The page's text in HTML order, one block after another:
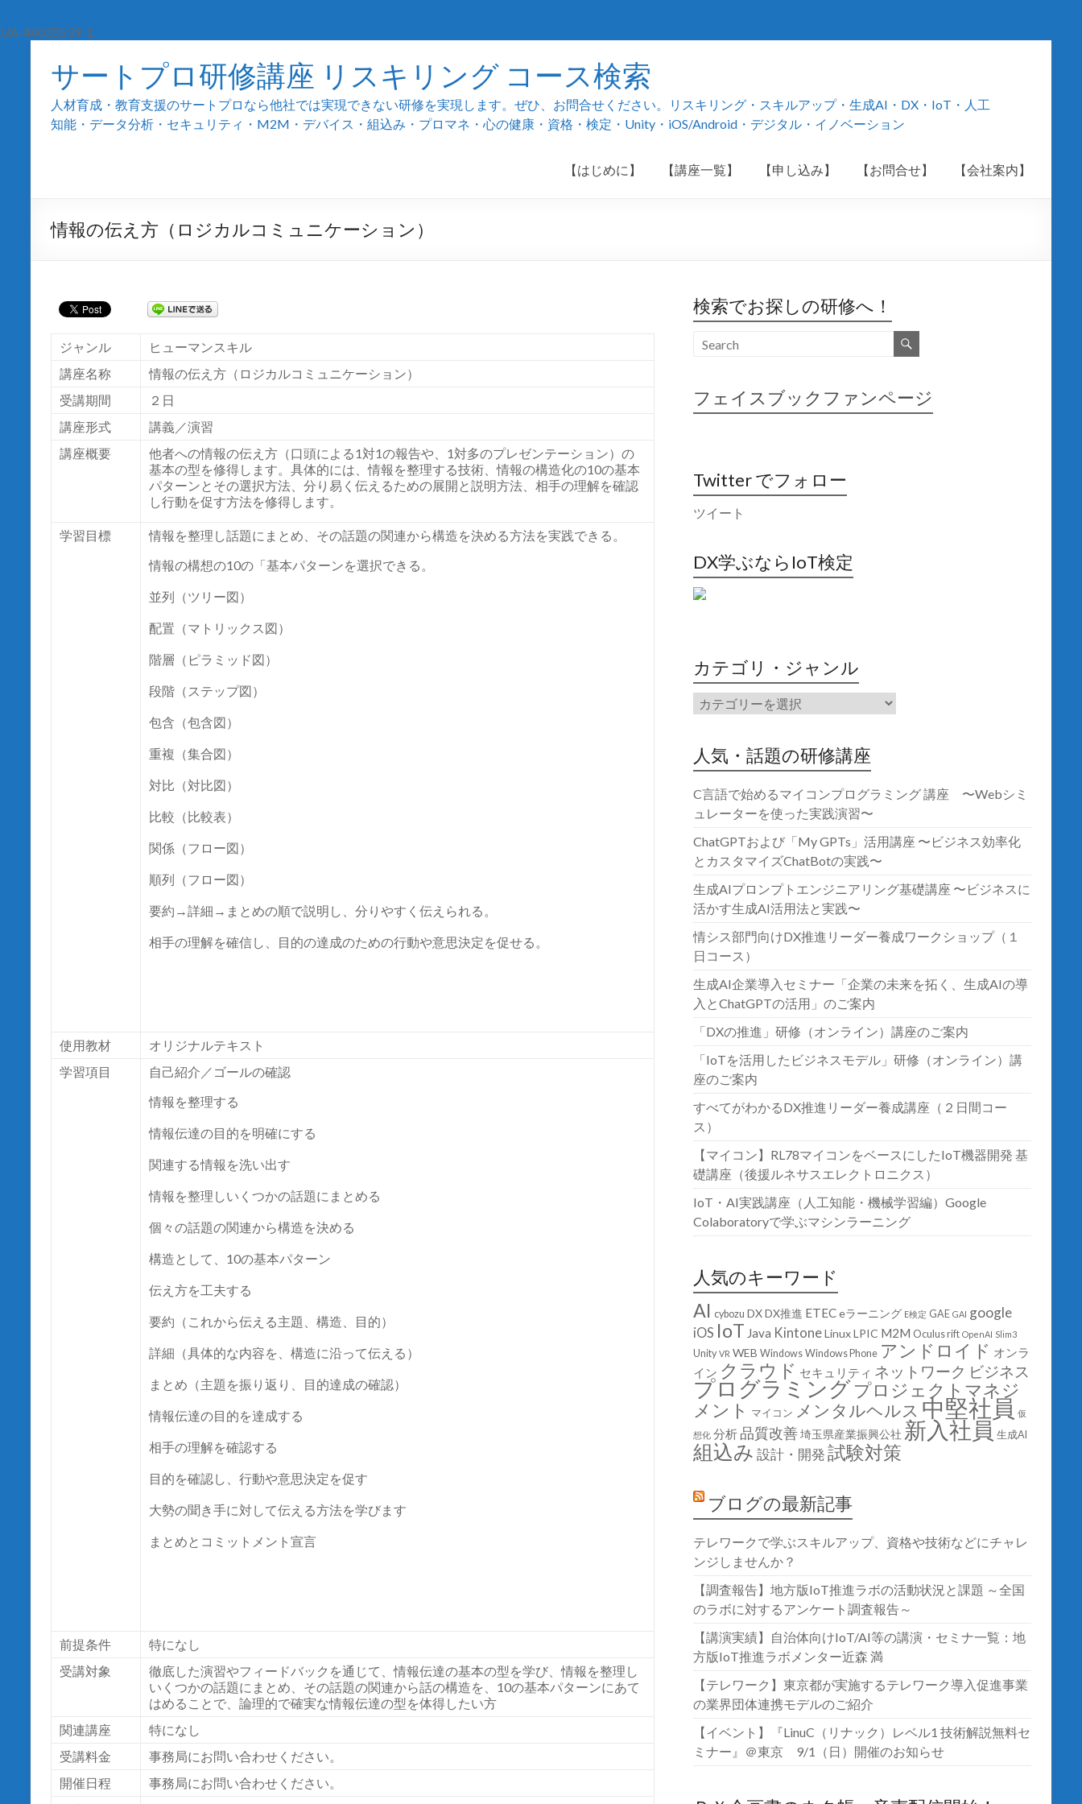
UA-44035539-1
サートプロ研修講座 リスキリング コース検索
人材育成・教育支援のサートプロなら他社では実現できない研修を実現します。ぜひ、お問合せください。リスキリング・スキルアップ・生成AI・DX・IoT・人工
知能・データ分析・セキュリティ・M2M・デバイス・組込み・プロマネ・心の健康・資格・検定・Unity・iOS/Android・デジタル・イノベーション
【はじめに】 【講座一覧】 【申し込み】 【お問合せ】 【会社案内】
情報の伝え方（ロジカルコミュニケーション）
ジャンル
ヒューマンスキル
講座名称
情報の伝え方（ロジカルコミュニケーション）
受講期間
２日
講座形式
講義／演習
講座概要
他者への情報の伝え方（口頭による1対1の報告や、 1対多のプレゼンテーション）の
基本の型を修得します。具体的には、情報を整理する技術、情報の構造化の10の基本
パターンとその選択方法、分り易く伝えるための展開と説明方法、相手の理解を確認
し行動を促す方法を修得します。
学習目標
情報を整理し話題にまとめ、その話題の関連から構造を決める方法を実践できる。
情報の構想の10の「基本パターンを選択できる。
並列（ツリー図）
配置（マトリックス図）
階層（ピラミッド図）
段階（ステップ図）
包含（包含図）
重複（集合図）
対比（対比図）
比較（比較表）
関係（フロー図）
順列（フロー図）
要約→詳細→まとめの順で説明し、分りやすく伝えられる。
相手の理解を確信し、目的の達成のための行動や意思決定を促せる。
使用教材
オリジナルテキスト
学習項目
自己紹介／ゴールの確認
情報を整理する
情報伝達の目的を明確にする
関連する情報を洗い出す
情報を整理しいくつかの話題にまとめる
個々の話題の関連から構造を決める
構造として、10の基本パターン
伝え方を工夫する
要約（これから伝える主題、構造、目的）
詳細（具体的な内容を、構造に沿って伝える）
まとめ（主題を振り返り、目的達成の確認）
情報伝達の目的を達成する
相手の理解を確認する
目的を確認し、行動や意思決定を促す
大勢の聞き手に対して伝える方法を学びます
まとめとコミットメント宣言
前提条件
特になし
受講対象
徹底した演習やフィードバックを通じて、情報伝達の基本の型を学び、情報を整理し
いくつかの話題にまとめ、その話題の関連から話の構造を、 10の基本パターンにあて
はめることで、論理的で確実な情報伝達の型を体得したい方
関連講座
特になし
受講料金
事務局にお問い合わせください。
開催日程
事務局にお問い合わせください。
検索でお探しの研修へ！
フェイスブックファンページ
Twitter でフォロー
ツイート
DX学ぶならIoT検定
カテゴリ・ジャンル
人気・話題の研修講座
C言語で始めるマイコンプログラミング 講座 〜Webシミ
ュレーターを使った実践演習〜
ChatGPTおよび「My GPTs」活用講座 〜ビジネス効率化
とカスタマイズChatBotの実践〜
生成AIプロンプトエンジニアリング基礎講座 〜ビジネスに
活かす生成AI活用法と実践〜
情シス部門向けDX推進リーダー養成ワークショップ（１
日コース）
生成AI企業導入セミナー「企業の未来を拓く、生成AIの導
入とChatGPTの活用」のご案内
「DXの推進」研修（オンライン）講座のご案内
「IoTを活用したビジネスモデル」研修（オンライン）講
座のご案内
すべてがわかるDX推進リーダー養成講座（２日間コー
ス）
【マイコン】RL78マイコンをベースにしたIoT機器開発 基
礎講座（後援ルネサスエレクトロニクス）
IoT・AI実践講座（人工知能・機械学習編）Google
Colaboratoryで学ぶマシンラーニング
人気のキーワード
AI cybozu DXDX推進 ETECeラーニング E検定 GAE GAI google
iOS IoT Java KintoneLinuxLPIC M2M Oculus rift OpenAI Slim3
Unity VR WEB Windows Windows Phone アンドロイド オンラ
イン クラウド セキュリティ ネットワーク ビジネス
プログラミングプロジェクトマネジ
メント
マイコン メンタルヘルス 中堅社員 仮
想化 分析 品質改善埼玉県産業振興公社 新入社員 生成AI
組込み 設計・開発試験対策
ブログの最新記事
テレワークで学ぶスキルアップ、資格や技術などにチャレ
ンジしませんか？
【調査報告】地方版IoT推進ラボの活動状況と課題 ～全国
のラボに対するアンケート調査報告～
【講演実績】自治体向けIoT/AI等の講演・セミナ一覧：地
方版IoT推進ラボメンター近森 満
【テレワーク】東京都が実施するテレワーク導入促進事業
の業界団体連携モデルのご紹介
【イベント】『LinuC（リナック）レベル1 技術解説無料セ
ミナー』＠東京 9/1（日）開催のお知らせ